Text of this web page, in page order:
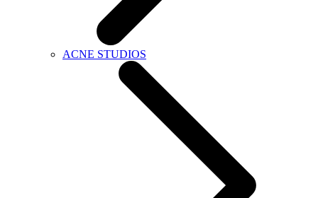
ACNE STUDIOS